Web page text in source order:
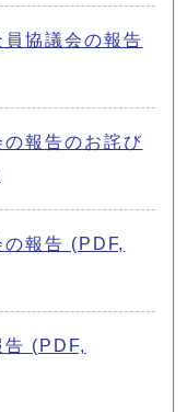
協議会の報告
報告のお詫び
報告 (PDF,
告 (PDF,